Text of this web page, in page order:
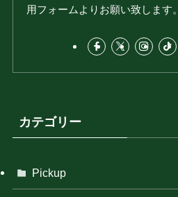
用フォームよりお願い致します。
カテゴリー
Pickup